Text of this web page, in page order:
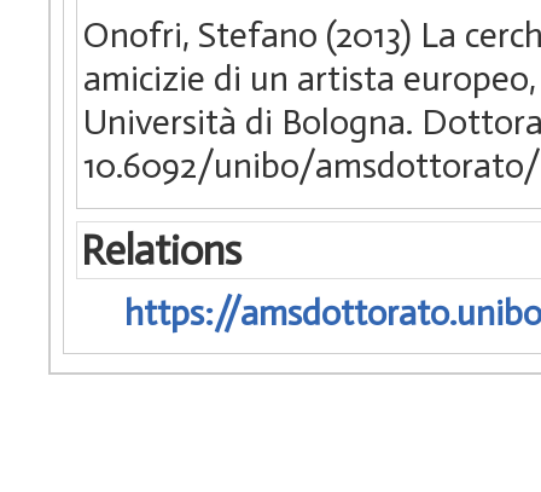
Onofri, Stefano (2013) La
amicizie di un artista
Università di Bologna.
10.6092/unibo/
Relations
https://